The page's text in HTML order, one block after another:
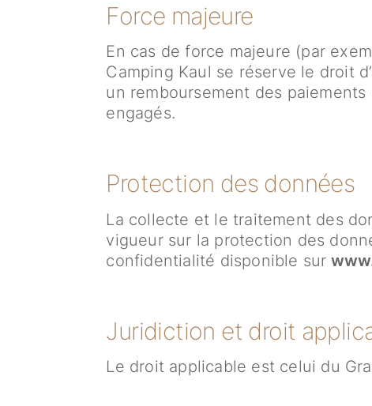
Force majeure
En cas de force majeure (par
Camping Kaul se réserve le droit
un remboursement des
engagés.
Protection des données
La collecte et le traitement des
vigueur sur la protection des
confidentialité disponible sur
Juridiction et droit
Le droit applicable est celui du